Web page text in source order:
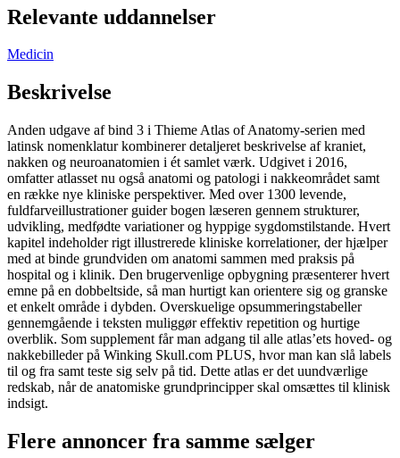
Relevante uddannelser
Medicin
Beskrivelse
Anden udgave af bind 3 i Thieme Atlas of Anatomy-serien med
latinsk nomenklatur kombinerer detaljeret beskrivelse af kraniet,
nakken og neuroanatomien i ét samlet værk. Udgivet i 2016,
omfatter atlasset nu også anatomi og patologi i nakkeområdet samt
en række nye kliniske perspektiver. Med over 1300 levende,
fuldfarveillustrationer guider bogen læseren gennem strukturer,
udvikling, medfødte variationer og hyppige sygdomstilstande. Hvert
kapitel indeholder rigt illustrerede kliniske korrelationer, der hjælper
med at binde grundviden om anatomi sammen med praksis på
hospital og i klinik. Den brugervenlige opbygning præsenterer hvert
emne på en dobbeltside, så man hurtigt kan orientere sig og granske
et enkelt område i dybden. Overskuelige opsummeringstabeller
gennemgående i teksten muliggør effektiv repetition og hurtige
overblik. Som supplement får man adgang til alle atlas’ets hoved- og
nakkebilleder på Winking Skull.com PLUS, hvor man kan slå labels
til og fra samt teste sig selv på tid. Dette atlas er det uundværlige
redskab, når de anatomiske grundprincipper skal omsættes til klinisk
indsigt.
Flere annoncer fra samme sælger